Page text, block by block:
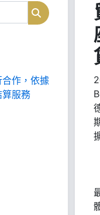
搜尋
作，依據
服務